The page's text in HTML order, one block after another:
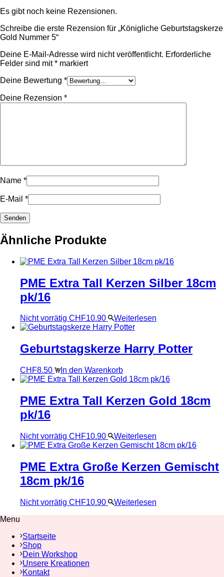
Es gibt noch keine Rezensionen.
Schreibe die erste Rezension für „Königliche Geburtstagskerze
Gold Nummer 5“
Deine E-Mail-Adresse wird nicht veröffentlicht. Erforderliche
Felder sind mit* markiert
Deine Bewertung *
Deine Rezension *
Name *
E-Mail *
Ähnliche Produkte
PME Extra Tall Kerzen Silber 18cm
pk/16
Nicht vorrätig CHF10.90 Weiterlesen
Geburtstagskerze Harry Potter
CHF8.50 In den Warenkorb
PME Extra Tall Kerzen Gold 18cm
pk/16
Nicht vorrätig CHF10.90 Weiterlesen
PME Extra Große Kerzen Gemischt
18cm pk/16
Nicht vorrätig CHF10.90
Weiterlesen
Menu
Startseite
Shop
Dein Workshop
Unsere Kreationen
Kontakt